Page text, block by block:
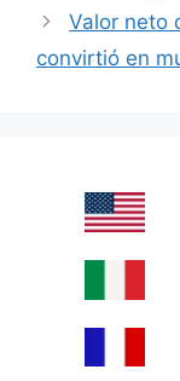
Valor neto
convirtió en